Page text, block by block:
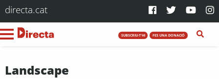
directa.cat
SUBSCRIU-T'HI FES UNA DONACIÓ
Landscape